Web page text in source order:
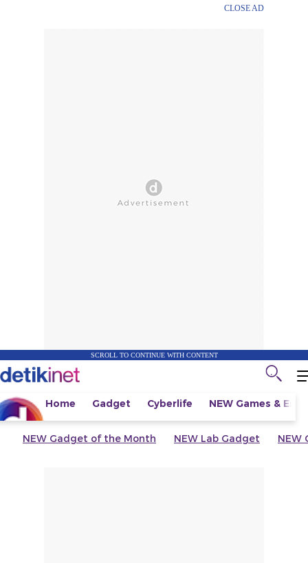
CLOSE AD
SCROLL TO CONTINUE WITH CONTENT
Home Gadget Cyberlife NEW Games &
NEW Gadget of the Month NEW Lab Gadget NEW